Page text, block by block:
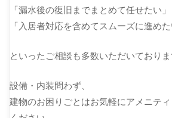
「漏水後の復旧までまとめて任せたい」
「入居者対応を含めてスムーズに進めた
といったご相談も多数いただいておりま
設備・内装問わず、
建物のお困りごとはお気軽にアメニテ